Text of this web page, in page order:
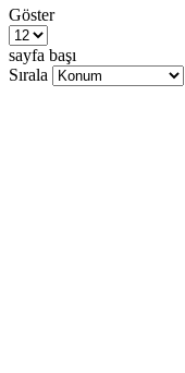
Göster
sayfa başı
Sırala